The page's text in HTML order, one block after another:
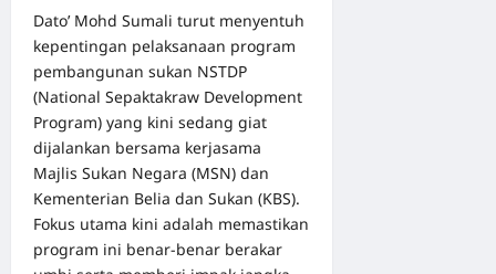
Dato’ Mohd Sumali turut menyentuh
kepentingan pelaksanaan program
pembangunan sukan NSTDP
(National Sepaktakraw Development
Program) yang kini sedang giat
dijalankan bersama kerjasama
Majlis Sukan Negara (MSN) dan
Kementerian Belia dan Sukan (KBS).
Fokus utama kini adalah memastikan
program ini benar-benar berakar